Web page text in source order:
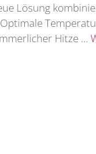
Lösung
Hitze …